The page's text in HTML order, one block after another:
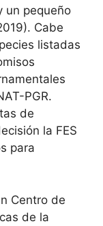
un pequeño
Cabe
listadas
PGR.
de
la FES
para
Centro de
de la